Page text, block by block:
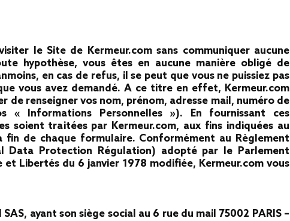
le Site de Kermeur.com sans communiquer aucune
hypothèse, vous êtes en aucune manière obligé de
en cas de refus, il se peut que vous ne puissiez pas
vous avez demandé. A ce titre en effet, Kermeur.com
de renseigner vos nom, prénom, adresse mail, numéro de
« Informations Personnelles »). En fournissant ces
soient traitées par Kermeur.com, aux fins indiquées au
fin de chaque formulaire. Conformément au Règlement
Data Protection Régulation) adopté par le Parlement
Libertés du 6 janvier 1978 modifiée, Kermeur.com vous
ayant son siège social au 6 rue du mail 75002 PARIS –